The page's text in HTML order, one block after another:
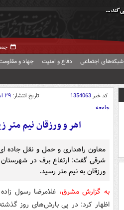
جمعه ۱۶
شبکه‌های اجتماعی دفاع و امنیت جهاد و
کد خبر1354063 تاریخ انتشار: ۲۹ اسفند ۱۴۰۰ - ۱۲:۱۸
جامعه
اهر و ورزقان نیم
معاون راهداری و حمل و نقل جاده
شرقی گفت: ارتفاع برف در
ورزقان به نیم متر رسید.
به گزارش مشرق، غلامرضا رسول